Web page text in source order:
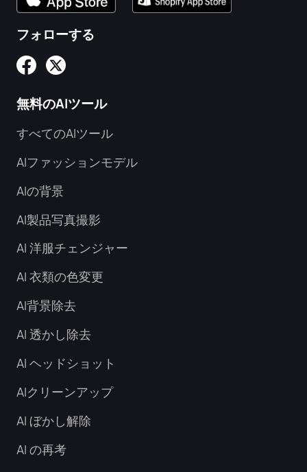
フォローする
無料のAIツール
すべてのAIツール
AIファッションモデル
AIの背景
AI製品写真撮影
AI 洋服チェンジャー
AI 衣類の色変更
AI背景除去
AI 透かし除去
AI ヘッドショット
AIクリーンアップ
AI ぼかし解除
AI の再考